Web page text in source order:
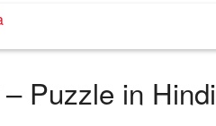
– Puzzle in Hindi